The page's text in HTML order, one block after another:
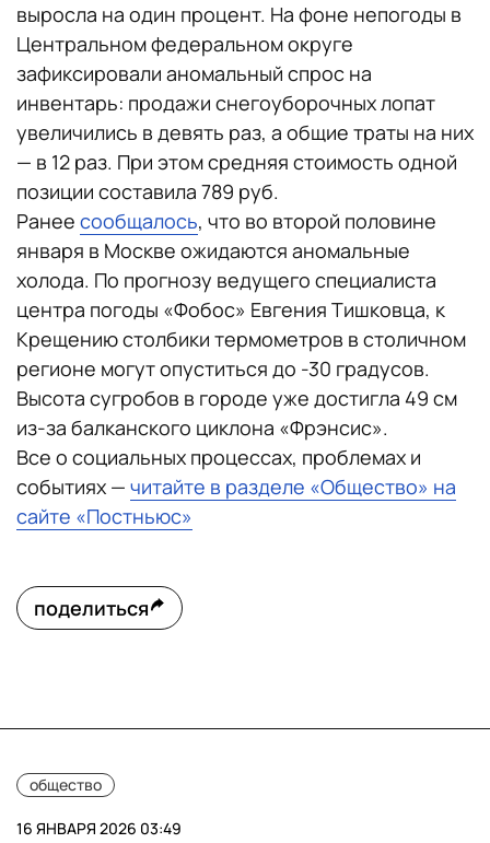
выросла на один процент. На фоне непогоды в
Центральном федеральном округе
зафиксировали аномальный спрос на
инвентарь: продажи снегоуборочных лопат
увеличились в девять раз, а общие траты на них
— в 12 раз. При этом средняя стоимость одной
позиции составила 789 руб.
Ранее сообщалось, что во второй половине
января в Москве ожидаются аномальные
холода. По прогнозу ведущего специалиста
центра погоды «Фобос» Евгения Тишковца, к
Крещению столбики термометров в столичном
регионе могут опуститься до -30 градусов.
Высота сугробов в городе уже достигла 49 см
из-за балканского циклона «Фрэнсис».
Все о социальных процессах, проблемах и
событиях — читайте в разделе «Общество» на
сайте «Постньюс»
поделиться
общество
16 ЯНВАРЯ 2026 03:49